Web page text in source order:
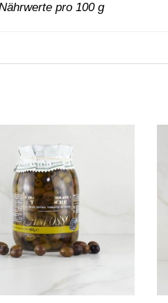
pro 100 g